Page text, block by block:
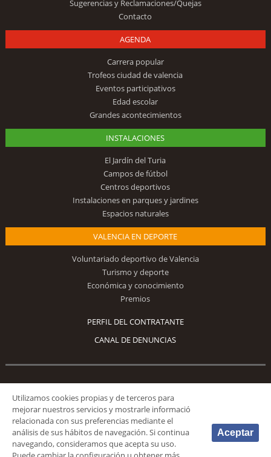
Sugerencias y Reclamaciones/Quejas
Contacto
AGENDA
Carrera popular
Trofeos ciudad de valencia
Eventos participativos
Edad escolar
Grandes acontecimientos
INSTALACIONES
El Jardín del Turia
Campos de fútbol
Centros deportivos
Instalaciones en parques y jardines
Espacios naturales
VALENCIA EN DEPORTE
Voluntariado deportivo de Valencia
Turismo y deporte
Económica y conocimiento
Premios
PERFIL DEL CONTRATANTE
CANAL DE DENUNCIAS
Síguenos
Utilizamos cookies propias y de terceros para
mejorar nuestros servicios y mostrarle informació
relacionada con sus preferencias mediante el
análisis de sus hábitos de navegación. Si continua
navegando, consideramos que acepta su uso.
Aceptar